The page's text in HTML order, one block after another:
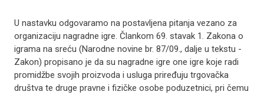
U nastavku odgovaramo na postavljena pitanja vezano za
organizaciju nagradne igre. Člankom 69. stavak 1. Zakona o
igrama na sreću (Narodne novine br. 87/09., dalje u tekstu -
Zakon) propisano je da su nagradne igre one igre koje radi
promidžbe svojih proizvoda i usluga priređuju trgovačka
društva te druge pravne i fizičke osobe poduzetnici, pri čemu